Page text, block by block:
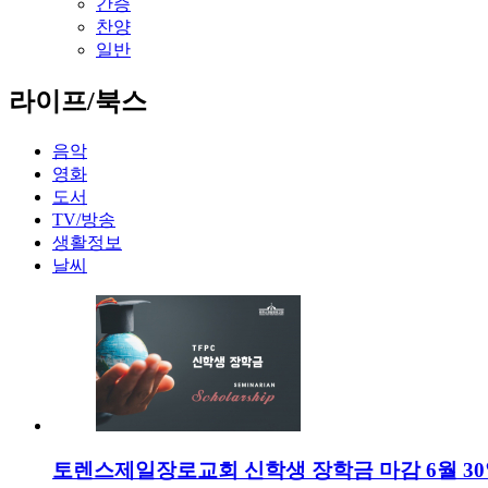
간증
찬양
일반
라이프/북스
음악
영화
도서
TV/방송
생활정보
날씨
토렌스제일장로교회 신학생 장학금 마감 6월